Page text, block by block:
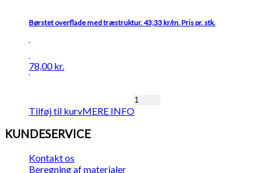
Børstet overflade med træstruktur. 43,33 kr/m. Pris pr. stk.
78,00kr.
Tilføj til kurvMERE INFO
KUNDESERVICE
Kontakt os
Beregning af materialer